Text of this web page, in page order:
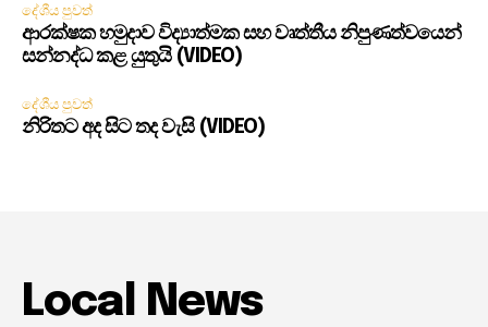
දේශීය පුවත්
ආරක්ෂක හමුදාව විද්‍යාත්මක සහ වෘත්තීය නිපුණත්වයෙන්
සන්නද්ධ කළ යුතුයි (VIDEO)
දේශීය පුවත්
නිරිතට අද සිට තද වැසි (VIDEO)
Local News